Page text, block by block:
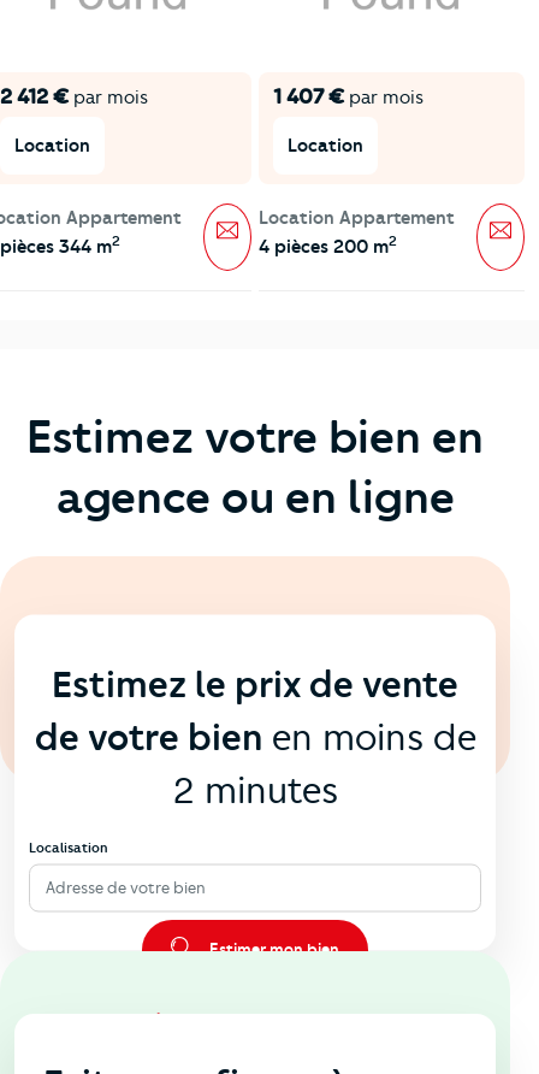
2 412 €par mois
Location
Appartement
344 m2
Message
1 407 €par mois
Location
Location Appartement
4 pièces 200 m2
Estimez votre bien en
agence ou en ligne
Estimez le prix de vente
de votre bien en moins de
2 minutes
Localisation
Adresse de votre bien
Estimer mon bien
En agence